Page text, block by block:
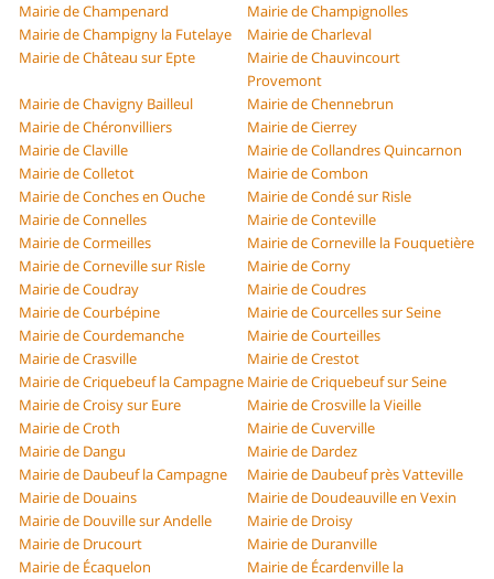
Mairie de Champenard
Mairie de Champignolles
Mairie de Champigny la Futelaye
Mairie de Charleval
Mairie de Château sur Epte
Mairie de Chauvincourt
Provemont
Mairie de Chavigny Bailleul
Mairie de Chennebrun
Mairie de Chéronvilliers
Mairie de Cierrey
Mairie de Claville
Mairie de Collandres Quincarnon
Mairie de Colletot
Mairie de Combon
Mairie de Conches en Ouche
Mairie de Condé sur Risle
Mairie de Connelles
Mairie de Conteville
Mairie de Cormeilles
Mairie de Corneville la Fouquetière
Mairie de Corneville sur Risle
Mairie de Corny
Mairie de Coudray
Mairie de Coudres
Mairie de Courbépine
Mairie de Courcelles sur Seine
Mairie de Courdemanche
Mairie de Courteilles
Mairie de Crasville
Mairie de Crestot
Mairie de Criquebeuf la Campagne Mairie de Criquebeuf sur Seine
Mairie de Croisy sur Eure
Mairie de Crosville la Vieille
Mairie de Croth
Mairie de Cuverville
Mairie de Dangu
Mairie de Dardez
Mairie de Daubeuf la Campagne
Mairie de Daubeuf près Vatteville
Mairie de Douains
Mairie de Doudeauville en Vexin
Mairie de Douville sur Andelle
Mairie de Droisy
Mairie de Drucourt
Mairie de Duranville
Mairie de Écaquelon
Mairie de Écardenville la